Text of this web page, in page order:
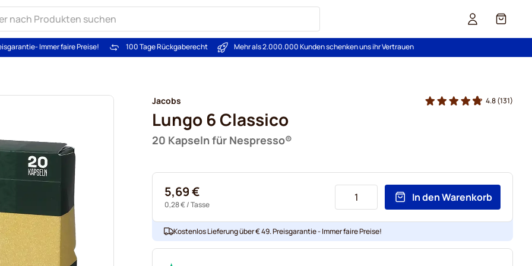
Cart
- Immer faire Preise! 100 Tage Rückgaberecht Mehr als 2.000.000 Kunden schenken uns ihr Vertrauen
Jacobs
Lungo 6 Classico
20 Kapseln für Nespresso®
4.8(131)
5,69 €
0,28 €/ Tasse
In den Warenkorb
Kostenlos Lieferung über € 49. Preisgarantie - Immer faire Preise!